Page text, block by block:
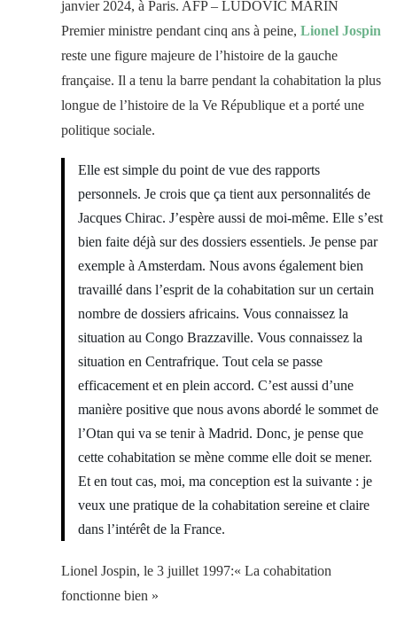
janvier 2024, à Paris. AFP – LUDOVIC MARIN
Premier ministre pendant cinq ans à peine, Lionel Jospin
reste une figure majeure de l’histoire de la gauche
française. Il a tenu la barre pendant la cohabitation la plus
longue de l’histoire de la Ve République et a porté une
politique sociale.
Elle est simple du point de vue des rapports
personnels. Je crois que ça tient aux personnalités de
Jacques Chirac. J’espère aussi de moi-même. Elle s’est
bien faite déjà sur des dossiers essentiels. Je pense par
exemple à Amsterdam. Nous avons également bien
travaillé dans l’esprit de la cohabitation sur un certain
nombre de dossiers africains. Vous connaissez la
situation au Congo Brazzaville. Vous connaissez la
situation en Centrafrique. Tout cela se passe
efficacement et en plein accord. C’est aussi d’une
manière positive que nous avons abordé le sommet de
l’Otan qui va se tenir à Madrid. Donc, je pense que
cette cohabitation se mène comme elle doit se mener.
Et en tout cas, moi, ma conception est la suivante : je
veux une pratique de la cohabitation sereine et claire
dans l’intérêt de la France.
Lionel Jospin, le 3 juillet 1997:« La cohabitation
fonctionne bien »